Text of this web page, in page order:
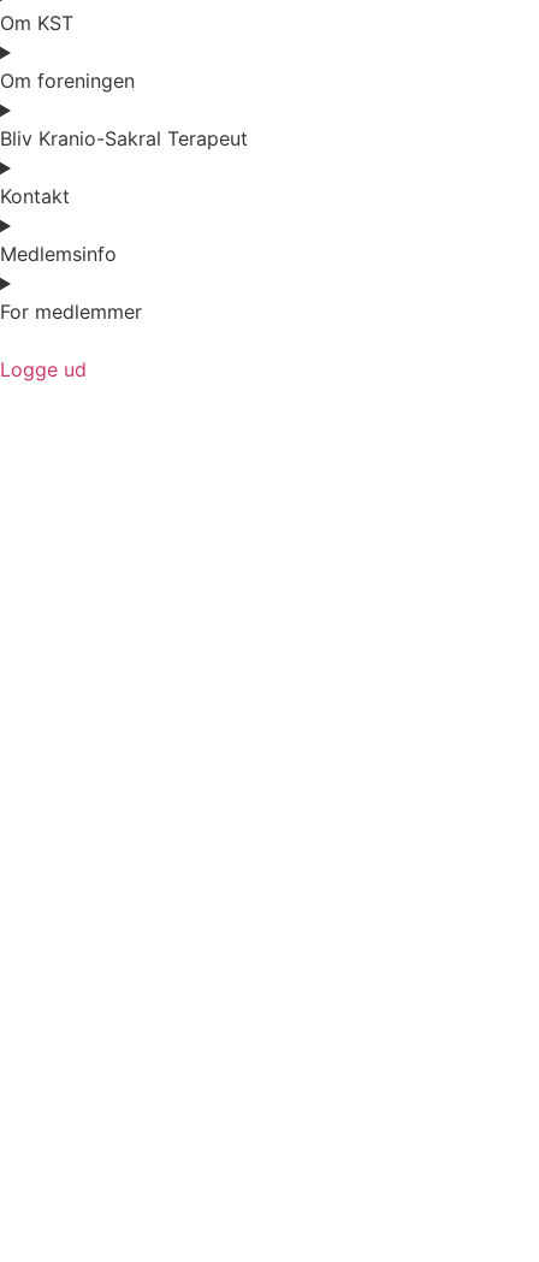
Om KST
Om foreningen
Bliv Kranio-Sakral Terapeut
Kontakt
Medlemsinfo
For medlemmer
Logge ud